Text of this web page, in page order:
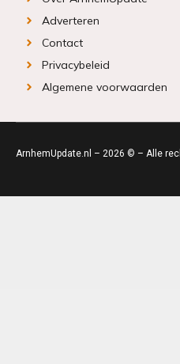
Adverteren
Contact
Privacybeleid
Algemene voorwaarden
ArnhemUpdate.nl – 2026 © – Alle